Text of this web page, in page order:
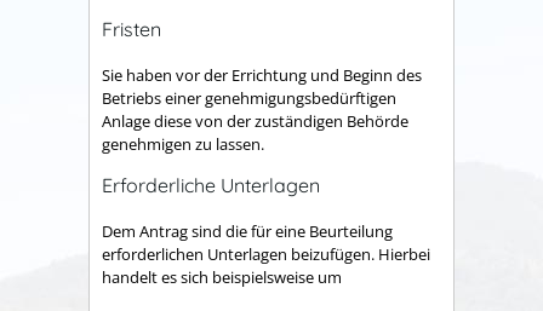
Fristen
Sie haben vor der Errichtung und Beginn des
Betriebs einer genehmigungsbedürftigen
Anlage diese von der zuständigen Behörde
genehmigen zu lassen.
Erforderliche Unterlagen
Dem Antrag sind die für eine Beurteilung
erforderlichen Unterlagen beizufügen. Hierbei
handelt es sich beispielsweise um